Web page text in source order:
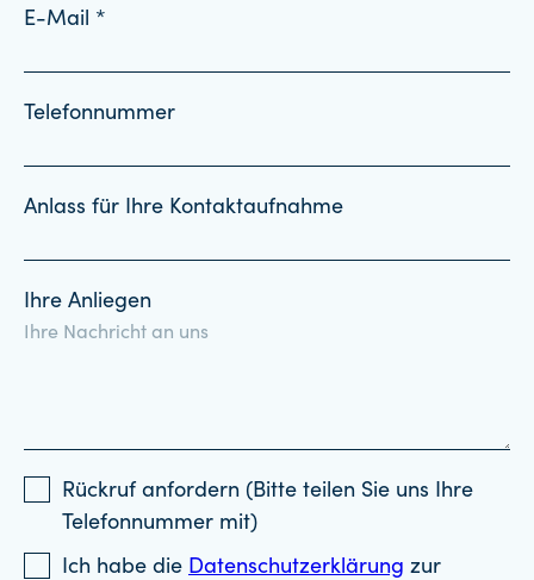
E-Mail *
Telefonnummer
Anlass für Ihre Kontaktaufnahme
Ihre Anliegen
Rückruf anfordern (Bitte teilen Sie uns Ihre
Telefonnummer mit)
Ich habe die Datenschutzerklärung zur